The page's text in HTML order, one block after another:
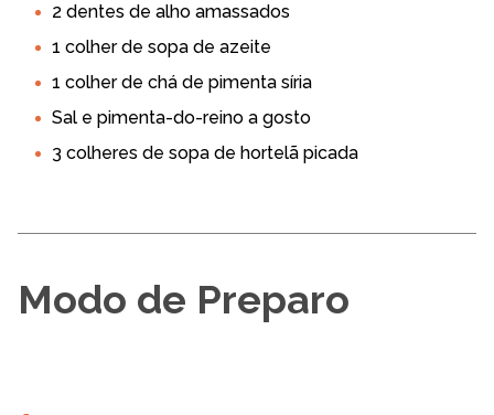
2 dentes de alho amassados
1 colher de sopa de azeite
1 colher de chá de pimenta síria
Sal e pimenta-do-reino a gosto
3 colheres de sopa de hortelã picada
Modo de Preparo